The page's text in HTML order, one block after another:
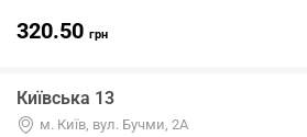
320.50 грн
Київська 13
м. Київ, вул. Бучми, 2А